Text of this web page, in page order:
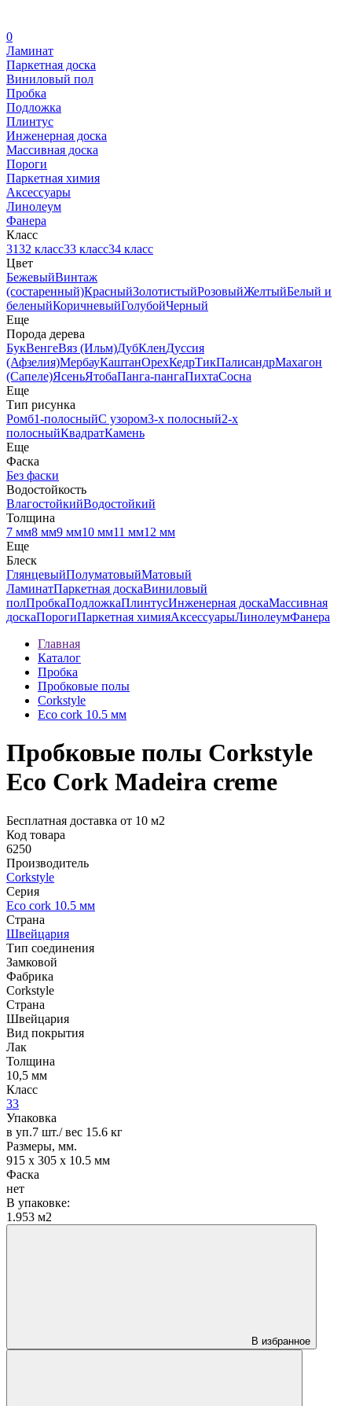
0
Ламинат
Паркетная доска
Виниловый пол
Пробка
Подложка
Плинтус
Инженерная доска
Массивная доска
Пороги
Паркетная химия
Аксессуары
Линолеум
Фанера
Класс
3132 класс33 класс34 класс
Цвет
БежевыйВинтаж
(состаренный)КрасныйЗолотистыйРозовыйЖелтыйБелый и
беленыйКоричневыйГолубойЧерный
Еще
Порода дерева
БукВенгеВяз (Ильм)ДубКленДуссия
(Афзелия)МербауКаштанОрехКедрТикПалисандрМахагон
(Сапеле)ЯсеньЯтобаПанга-пангаПихтаСосна
Еще
Тип рисунка
Ромб1-полосныйС узором3-х полосный2-х
полосныйКвадратКамень
Еще
Фаска
Без фаски
Водостойкость
ВлагостойкийВодостойкий
Толщина
7 мм8 мм9 мм10 мм11 мм12 мм
Еще
Блеск
ГлянцевыйПолуматовыйМатовый
ЛаминатПаркетная доскаВиниловый
полПробкаПодложкаПлинтусИнженерная доскаМассивная
доскаПорогиПаркетная химияАксессуарыЛинолеумФанера
Главная
Каталог
Пробка
Пробковые полы
Corkstyle
Eco cork 10.5 мм
Пробковые полы Corkstyle
Eco Cork Madeira creme
Бесплатная доставка от 10 м2
Код товара
6250
Производитель
Corkstyle
Серия
Eco cork 10.5 мм
Страна
Швейцария
Тип соединения
Замковой
Фабрика
Corkstyle
Страна
Швейцария
Вид покрытия
Лак
Толщина
10,5 мм
Класс
33
Упаковка
в уп.7 шт./ вес 15.6 кг
Размеры, мм.
915 х 305 х 10.5 мм
Фаска
нет
В упаковке:
1.953 м2
В избранное